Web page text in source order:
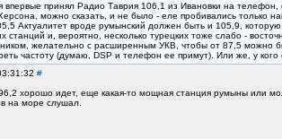
впервые принял Радио Таврия 106,1 из Ивановки на
можно сказать, и не было - еле пробивались только
Актуалитет вроде румынский должен быть и 105,9,
станций и, вероятно, несколько турецких тоже слабо -
желательно с расширенным УКВ, чтобы от 87,5 можно
частоту (думаю, DSP и телефон ее примут). Или же, у
#
хорошо идет, еще какая-то мощная станция румыны или
на море слушал.